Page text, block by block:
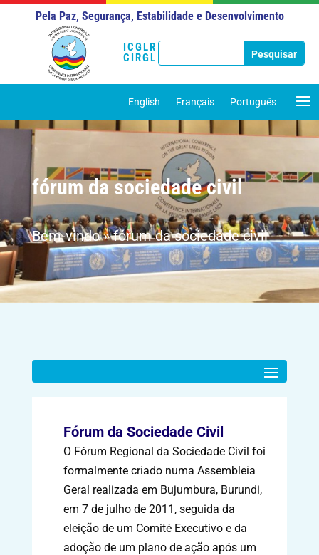
ICGLR
CIRGL
Pela Paz, Segurança, Estabilidade e Desenvolvimento
English Français Português
fórum da sociedade civil
Bem-vindo»fórum da sociedade civil
Fórum da Sociedade Civil
O Fórum Regional da Sociedade Civil foi
formalmente criado numa Assembleia
Geral realizada em Bujumbura, Burundi,
em 7 de julho de 2011, seguida da
eleição de um Comité Executivo e da
adoção de um plano de ação após um